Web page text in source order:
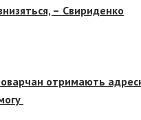
– Свириденко
отримають